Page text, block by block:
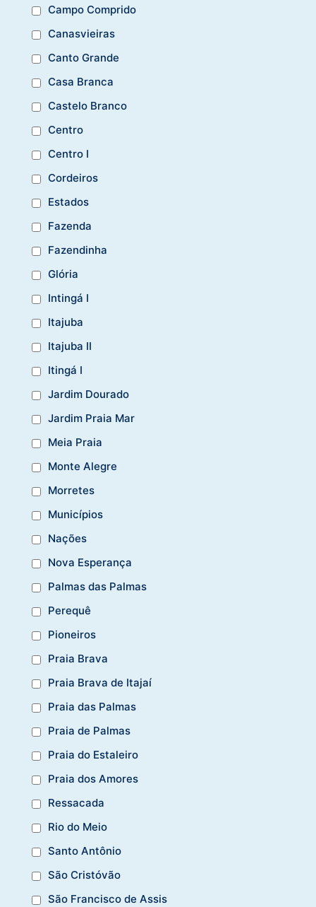
Campo Comprido
Canasvieiras
Canto Grande
Casa Branca
Castelo Branco
Centro
Centro I
Cordeiros
Estados
Fazenda
Fazendinha
Glória
Intingá I
Itajuba
Itajuba II
Itingá I
Jardim Dourado
Jardim Praia Mar
Meia Praia
Monte Alegre
Morretes
Municípios
Nações
Nova Esperança
Palmas das Palmas
Perequê
Pioneiros
Praia Brava
Praia Brava de Itajaí
Praia das Palmas
Praia de Palmas
Praia do Estaleiro
Praia dos Amores
Ressacada
Rio do Meio
Santo Antônio
São Cristóvão
São Francisco de Assis